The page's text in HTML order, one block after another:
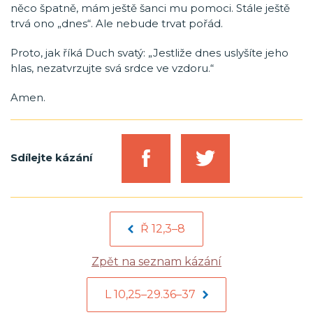
něco špatně, mám ještě šanci mu pomoci. Stále ještě
trvá ono „dnes“. Ale nebude trvat pořád.
Proto, jak říká Duch svatý: „Jestliže dnes uslyšíte jeho
hlas, nezatvrzujte svá srdce ve vzdoru.“
Amen.
Sdílejte kázání
Ř 12,3–8
Zpět na seznam kázání
L 10,25–29.36–37